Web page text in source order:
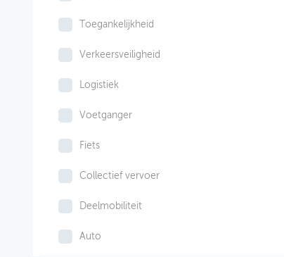
Toegankelijkheid
Verkeersveiligheid
Logistiek
Voetganger
Fiets
Collectief vervoer
Deelmobiliteit
Auto